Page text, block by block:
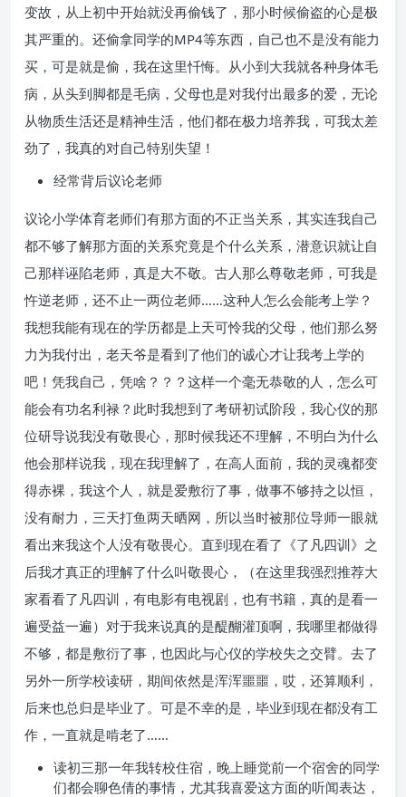
变故，从上初中开始就没再偷钱了，那小时候偷盗的心是极
其严重的。还偷拿同学的MP4等东西，自己也不是没有能力
买，可是就是偷，我在这里忏悔。从小到大我就各种身体毛
病，从头到脚都是毛病，父母也是对我付出最多的爱，无论
从物质生活还是精神生活，他们都在极力培养我，可我太差
劲了，我真的对自己特别失望！
经常背后议论老师
议论小学体育老师们有那方面的不正当关系，其实连我自己
都不够了解那方面的关系究竟是个什么关系，潜意识就让自
己那样诬陷老师，真是大不敬。古人那么尊敬老师，可我是
忤逆老师，还不止一两位老师……这种人怎么会能考上学？
我想我能有现在的学历都是上天可怜我的父母，他们那么努
力为我付出，老天爷是看到了他们的诚心才让我考上学的
吧！凭我自己，凭啥？？？这样一个毫无恭敬的人，怎么可
能会有功名利禄？此时我想到了考研初试阶段，我心仪的那
位研导说我没有敬畏心，那时候我还不理解，不明白为什么
他会那样说我，现在我理解了，在高人面前，我的灵魂都变
得赤裸，我这个人，就是爱敷衍了事，做事不够持之以恒，
没有耐力，三天打鱼两天晒网，所以当时被那位导师一眼就
看出来我这个人没有敬畏心。直到现在看了《了凡四训》之
后我才真正的理解了什么叫敬畏心，（在这里我强烈推荐大
家看看了凡四训，有电影有电视剧，也有书籍，真的是看一
遍受益一遍）对于我来说真的是醍醐灌顶啊，我哪里都做得
不够，都是敷衍了事，也因此与心仪的学校失之交臂。去了
另外一所学校读研，期间依然是浑浑噩噩，哎，还算顺利，
后来也总归是毕业了。可是不幸的是，毕业到现在都没有工
作，一直就是啃老了……
读初三那一年我转校住宿，晚上睡觉前一个宿舍的同学
们都会聊色倩的事情，尤其我喜爱这方面的听闻表达，